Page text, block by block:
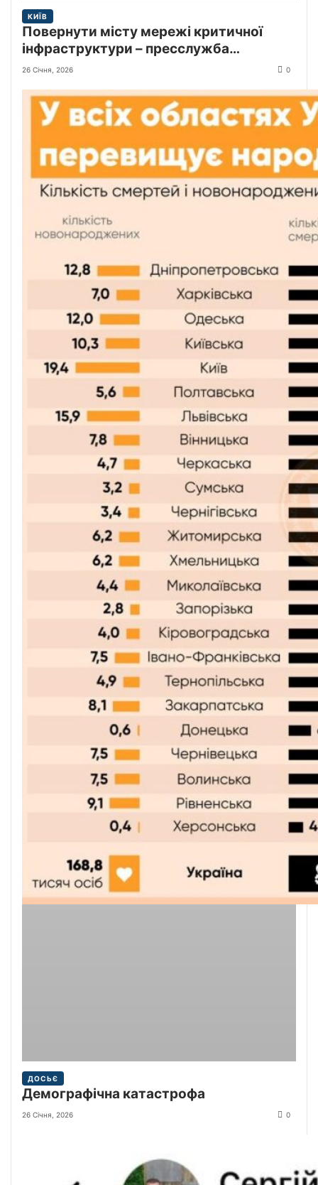
КИЇВ
Повернути місту мережі критичної
інфраструктури – пресслужба
Київської міської прокуратури
26 Січня, 2026 0
ДОСЬЄ
Демографічна катастрофа
26 Січня, 2026 0